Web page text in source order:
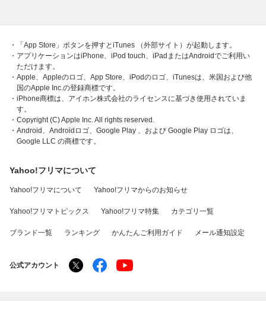
・「App Store」ボタンを押すとiTunes （外部サイト）が起動します。
・アプリケーションはiPhone、iPod touch、iPadまたはAndroidでご利用い
ただけます。
・Apple、Appleのロゴ、App Store、iPodのロゴ、iTunesは、米国および他
国のApple Inc.の登録商標です。
・iPhone商標は、アイホン株式会社のライセンスに基づき使用されていま
す。
・Copyright (C) Apple Inc. All rights reserved.
・Android、Androidロゴ、Google Play 、および Google Play ロゴは、
Google LLC の商標です。
Yahoo!フリマについて
Yahoo!フリマについて Yahoo!フリマからのお知らせ
Yahoo!フリマトピックス Yahoo!フリマ特集 カテゴリ一覧
ブランド一覧 ランキング かんたんご利用ガイド メール通知設定
公式アカウント